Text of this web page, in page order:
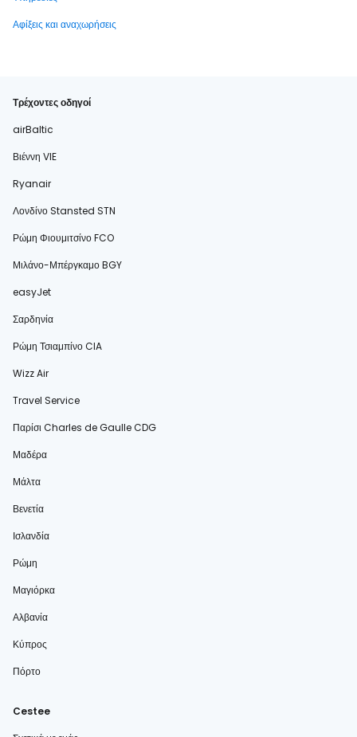
Αφίξεις και αναχωρήσεις
Τρέχοντες οδηγοί
airBaltic
Βιέννη VIE
Ryanair
Λονδίνο Stansted STN
Ρώμη Φιουμιτσίνο FCO
Μιλάνο-Μπέργκαμο BGY
easyJet
Σαρδηνία
Ρώμη Τσιαμπίνο CIA
Wizz Air
Travel Service
Παρίσι Charles de Gaulle CDG
Μαδέρα
Μάλτα
Βενετία
Ισλανδία
Ρώμη
Μαγιόρκα
Αλβανία
Κύπρος
Πόρτο
Cestee